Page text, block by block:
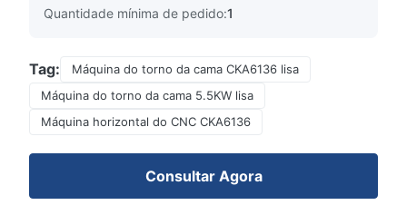
Quantidade mínima de pedido:1
Tag:
Máquina do torno da cama CKA6136 lisa
Máquina do torno da cama 5.5KW lisa
Máquina horizontal do CNC CKA6136
Consultar Agora